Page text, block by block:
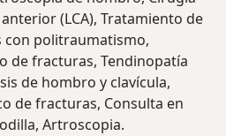
(LCA), Tratamiento de
con politraumatismo,
de fracturas, Tendinopatía
de hombro y clavícula,
de fracturas, Consulta en
Artroscopia.